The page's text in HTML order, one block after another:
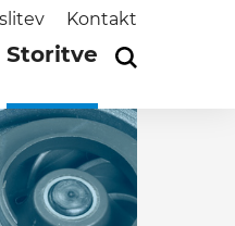
Kontakt
Storitve